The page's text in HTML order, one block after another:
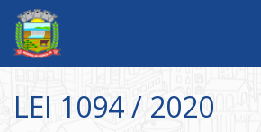
LEI 1094 / 2020